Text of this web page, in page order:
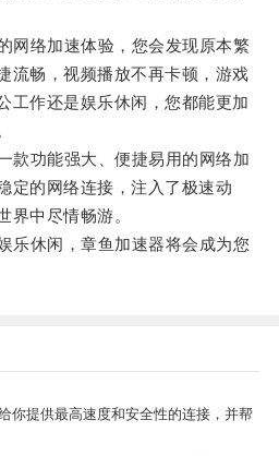
络加速体验，您会发现原本繁
流畅，视频播放不再卡顿，游戏
工作还是娱乐休闲，您都能更加
功能强大、便捷易用的网络加
定的网络连接，注入了极速动
界中尽情畅游。
休闲，章鱼加速器将会成为您
你提供最高速度和安全性的连接，并帮